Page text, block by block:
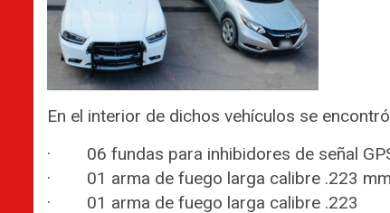
En el interior de dichos vehículos se
· 06 fundas para inhibidores de señal
· 01 arma de fuego larga calibre .223
· 01 arma de fuego larga calibre .223